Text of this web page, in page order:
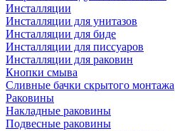
Инсталляции
Инсталляции для унитазов
Инсталляции для биде
Инсталляции для писсуаров
Инсталляции для раковин
Кнопки смыва
Сливные бачки скрытого монтажа
Раковины
Накладные раковины
Подвесные раковины